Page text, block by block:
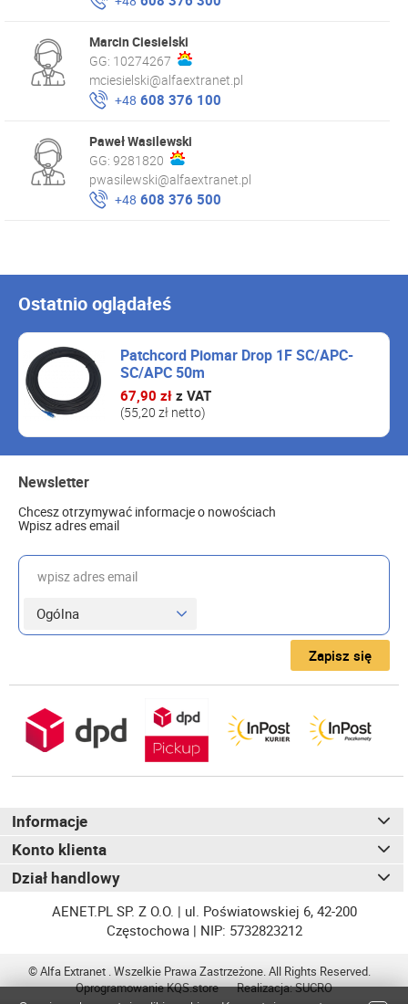
Marcin Ciesielski
GG: 10274267
mciesielski@alfaextranet.pl
+48 608 376 100
Paweł Wasilewski
GG: 9281820
pwasilewski@alfaextranet.pl
+48 608 376 500
Ostatnio oglądałeś
Patchcord Piomar Drop 1F SC/APC-
SC/APC 50m
67,90 zł z VAT
(55,20 zł netto)
Newsletter
Chcesz otrzymywać informacje o nowościach
Wpisz adres email
wpisz adres email
Zapisz się
Informacje
Konto klienta
Dział handlowy
AENET.PL SP. Z O.O. | ul. Poświatowskiej 6, 42-200
Częstochowa | NIP: 5732823212
© Alfa Extranet . Wszelkie Prawa Zastrzeżone. All Rights Reserved.
OprogramowanieKQS.store Realizacja:SUCRO